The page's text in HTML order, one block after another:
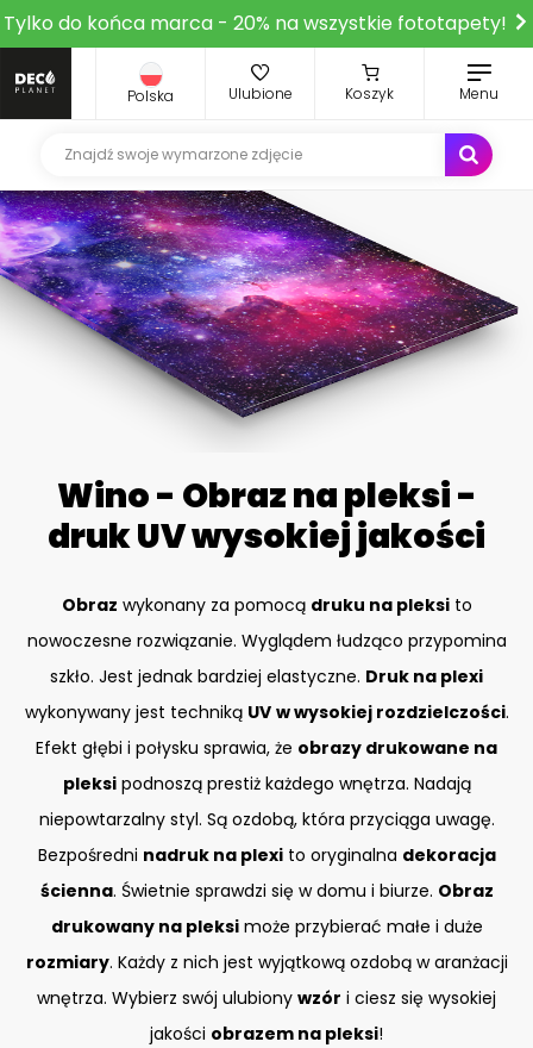
Tylko do końca marca - 20% na wszystkie fototapety!
Polska Ulubione Koszyk Menu
Wino - Obraz na pleksi -
druk UV wysokiej jakości
Obraz wykonany za pomocą druku na pleksito
nowoczesne rozwiązanie. Wyglądem łudząco przypomina
szkło. Jest jednak bardziej elastyczne. Druk na plexi
wykonywany jest techniką UV w wysokiej rozdzielczości.
Efekt głębi i połysku sprawia, że obrazy drukowane na
pleksipodnoszą prestiż każdego wnętrza. Nadają
niepowtarzalny styl. Są ozdobą, która przyciąga uwagę.
Bezpośredni nadruk na plexito oryginalna dekoracja
ścienna. Świetnie sprawdzi się w domu i biurze. Obraz
drukowany na pleksimoże przybierać małe i duże
rozmiary. Każdy z nich jest wyjątkową ozdobą w aranżacji
wnętrza. Wybierz swój ulubiony wzór i ciesz się wysokiej
jakości obrazem na pleksi!